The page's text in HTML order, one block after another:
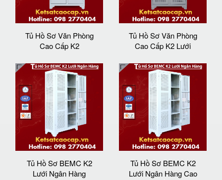
Tủ Hồ Sơ Văn Phòng
Cao Cấp K2
Tủ Hồ Sơ Văn Phòng
Cao Cấp K2 Lưới
Tủ Hồ Sơ BEMC K2
Lưới Ngân Hàng
Tủ Hồ Sơ BEMC K2
Lưới Ngân Hàng Cao